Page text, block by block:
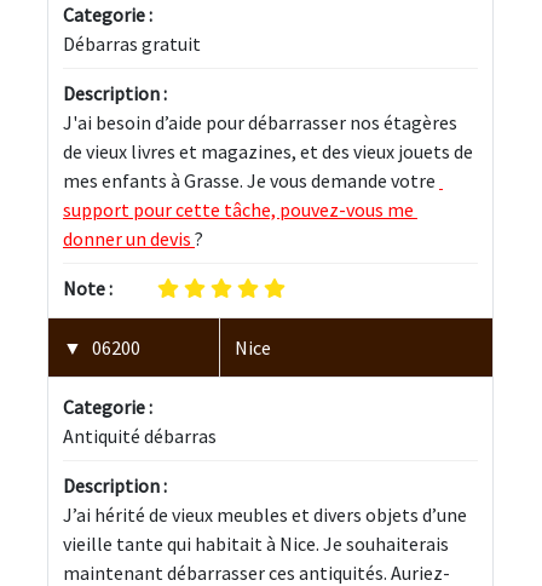
Categorie :
Débarras gratuit
Description :
J'ai besoin d’aide pour débarrasser nos étagères
de vieux livres et magazines, et des vieux jouets de
mes enfants à Grasse. Je vous demande votre
support pour cette tâche, pouvez-vous me
donner un devis ?
Note :
06200 Nice
Categorie :
Antiquité débarras
Description :
J’ai hérité de vieux meubles et divers objets d’une
vieille tante qui habitait à Nice. Je souhaiterais
maintenant débarrasser ces antiquités. Auriez-